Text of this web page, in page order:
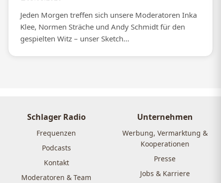
Jeden Morgen treffen sich unsere Moderatoren Inka
Klee, Normen Sträche und Andy Schmidt für den
gespielten Witz – unser Sketch...
Schlager Radio
Frequenzen
Podcasts
Kontakt
Moderatoren & Team
Unternehmen
Werbung, Vermarktung &
Kooperationen
Presse
Jobs & Karriere